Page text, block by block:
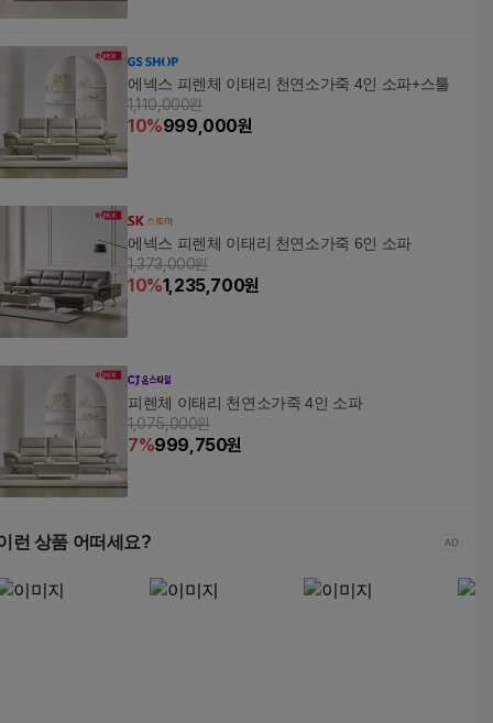
에넥스 피렌체 이태리 천연소가죽 4인 소파+스툴
1,110,000원
10%999,000원
에넥스 피렌체 이태리 천연소가죽 6인 소파
1,373,000원
10%1,235,700원
피렌체 이태리 천연소가죽 4인 소파
1,075,000원
7%999,750원
런 상품 어떠세요?